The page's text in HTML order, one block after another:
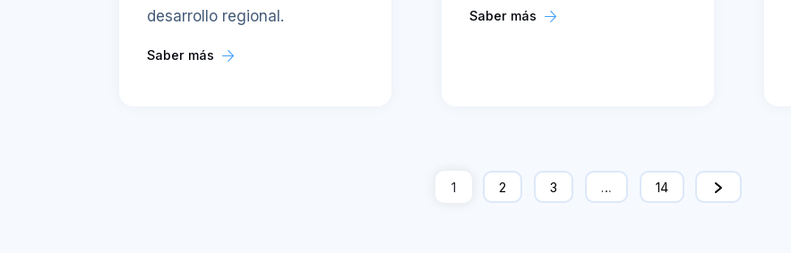
desarrollo regional.
Saber más
Saber más
1 2 3 … 14